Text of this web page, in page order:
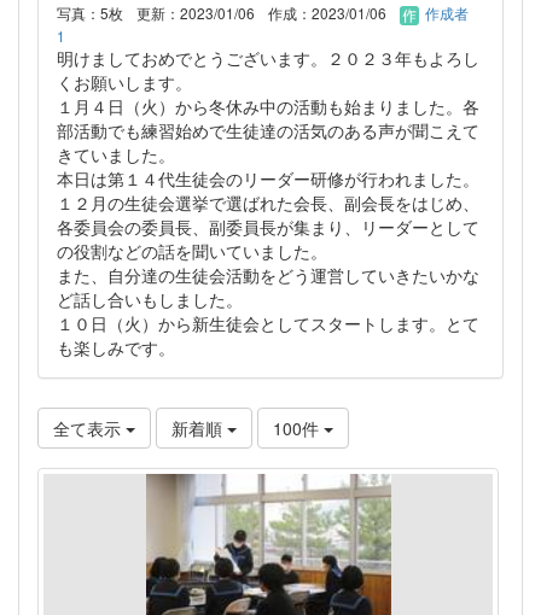
写真：5枚 更新：2023/01/06 作成：2023/01/06
作成者
1
明けましておめでとうございます。２０２３年もよろし
くお願いします。
１月４日（火）から冬休み中の活動も始まりました。各
部活動でも練習始めで生徒達の活気のある声が聞こえて
きていました。
本日は第１４代生徒会のリーダー研修が行われました。
１２月の生徒会選挙で選ばれた会長、副会長をはじめ、
各委員会の委員長、副委員長が集まり、リーダーとして
の役割などの話を聞いていました。
また、自分達の生徒会活動をどう運営していきたいかな
ど話し合いもしました。
１０日（火）から新生徒会としてスタートします。とて
も楽しみです。
全て表示 新着順 100件